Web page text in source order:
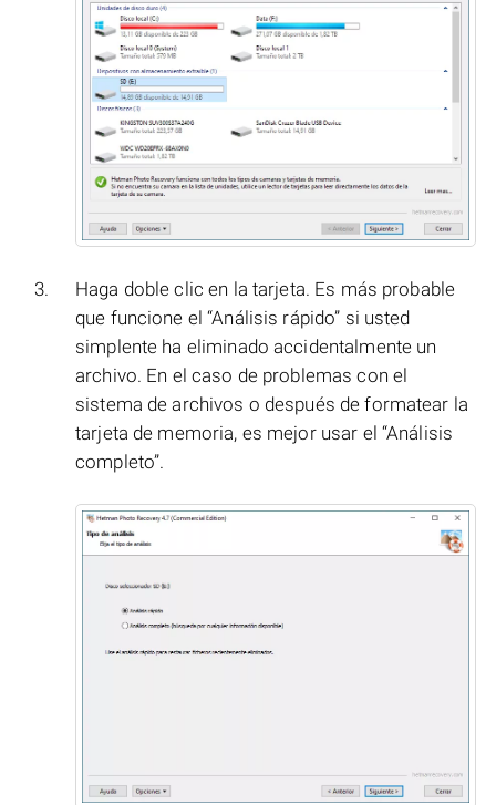
Haga doble clic en la tarjeta. Es más probable
que funcione el “Análisis rápido” si usted
simplente ha eliminado accidentalmente un
archivo. En el caso de problemas con el
sistema de archivos o después de formatear la
tarjeta de memoria, es mejor usar el “Análisis
completo”.